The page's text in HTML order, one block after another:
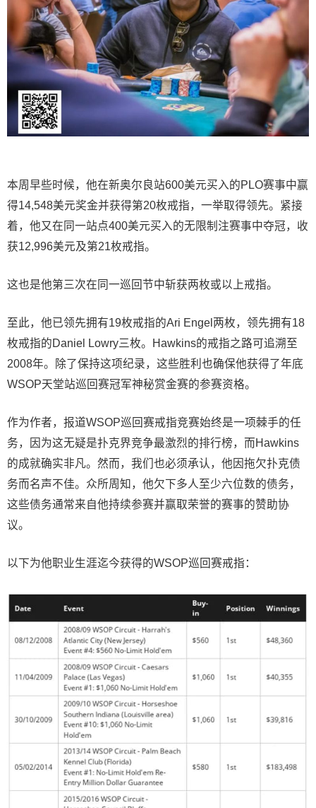
本周早些时候，他在新奥尔良站600美元买入的PLO赛事中赢
得14,548美元奖金并获得第20枚戒指，一举取得领先。紧接
着，他又在同一站点400美元买入的无限制注赛事中夺冠，收
获12,996美元及第21枚戒指。
这也是他第三次在同一巡回节中斩获两枚或以上戒指。
至此，他已领先拥有19枚戒指的Ari Engel两枚，领先拥有18
枚戒指的Daniel Lowry三枚。Hawkins的戒指之路可追溯至
2008年。除了保持这项纪录，这些胜利也确保他获得了年底
WSOP天堂站巡回赛冠军神秘赏金赛的参赛资格。
作为作者，报道WSOP巡回赛戒指竞赛始终是一项棘手的任
务，因为这无疑是扑克界竞争最激烈的排行榜，而Hawkins
的成就确实非凡。然而，我们也必须承认，他因拖欠扑克债
务而名声不佳。众所周知，他欠下多人至少六位数的债务，
这些债务通常来自他持续参赛并赢取荣誉的赛事的赞助协
议。
以下为他职业生涯迄今获得的WSOP巡回赛戒指：